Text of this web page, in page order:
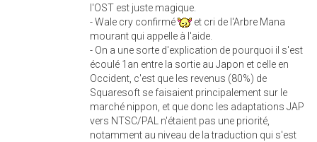
l'OST est juste magique.
- Wale cry confirmé
et cri de l'Arbre Mana
mourant qui appelle à l'aide.
- On a une sorte d'explication de pourquoi il s'est
écoulé 1an entre la sortie au Japon et celle en
Occident, c'est que les revenus (80%) de
Squaresoft se faisaient principalement sur le
marché nippon, et que donc les adaptations JAP
vers NTSC/PAL n'étaient pas une priorité,
notamment au niveau de la traduction qui s'est